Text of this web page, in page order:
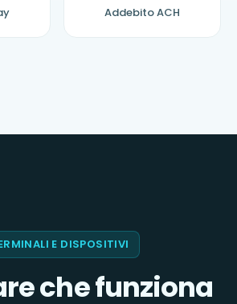
Addebito ACH
E DISPOSITIVI
che funziona